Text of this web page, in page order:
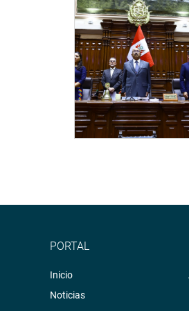
El parlamentario Jorge
invocación hecha por
cuál es la deuda social en
solo ella posibilitará el
PRENSA-CONGRESO
Puede encontrar más
http://
Soundcloud:https://
PORTAL
Inicio
Noticias